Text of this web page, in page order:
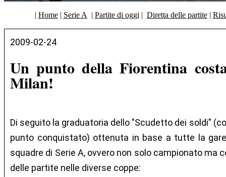
| Home| Serie A | Partite di oggi | Diretta delle partite|
2009-02-24
Un punto della Fiorentina
Milan!
Di seguito la graduatoria dello "Scudetto dei soldi"
punto conquistato) ottenuta in base a tutte la
squadre di Serie A, ovvero non solo campionato ma
delle partite nelle diverse coppe: